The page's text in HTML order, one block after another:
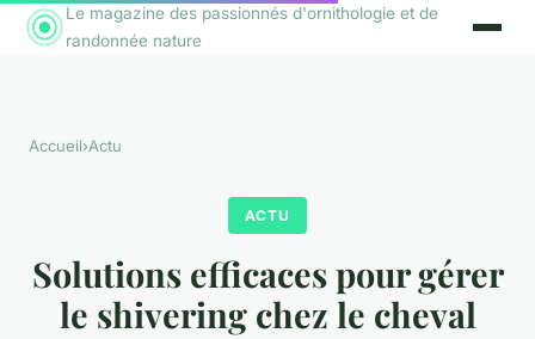
Le magazine des passionnés d'ornithologie et de
randonnée nature
Accueil›Actu
ACTU
Solutions efficaces pour gérer
le shivering chez le cheval